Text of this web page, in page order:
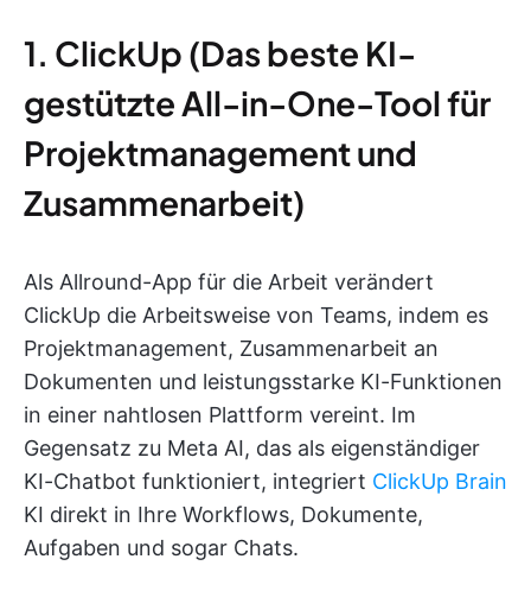
1. ClickUp (Das beste KI-
gestützte All-in-One-Tool für
Projektmanagement und
Zusammenarbeit)
Als Allround-App für die Arbeit verändert
ClickUp die Arbeitsweise von Teams, indem es
Projektmanagement, Zusammenarbeit an
Dokumenten und leistungsstarke KI-Funktionen
in einer nahtlosen Plattform vereint. Im
Gegensatz zu Meta AI, das als eigenständiger
KI-Chatbot funktioniert, integriert ClickUp Brain
KI direkt in Ihre Workflows, Dokumente,
Aufgaben und sogar Chats.